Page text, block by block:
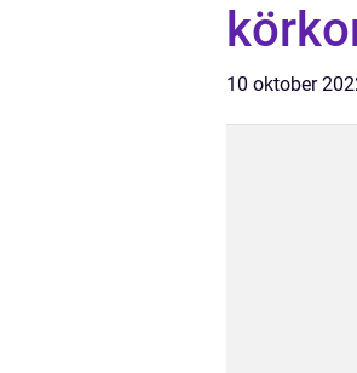
10 oktober